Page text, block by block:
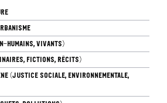
HUMAINS, VIVANTS)
FICTIONS, RÉCITS)
(JUSTICE SOCIALE, ENVIRONNEMENTALE,